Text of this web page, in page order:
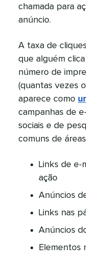
chamada para
anúncio.​​
A taxa de
que alguém
número de
(quantas vezes
aparece como
campanhas de
sociais e de
comuns de
Links de e-
ação​​
Anúncios
Links nas
Anúncios
Elementos